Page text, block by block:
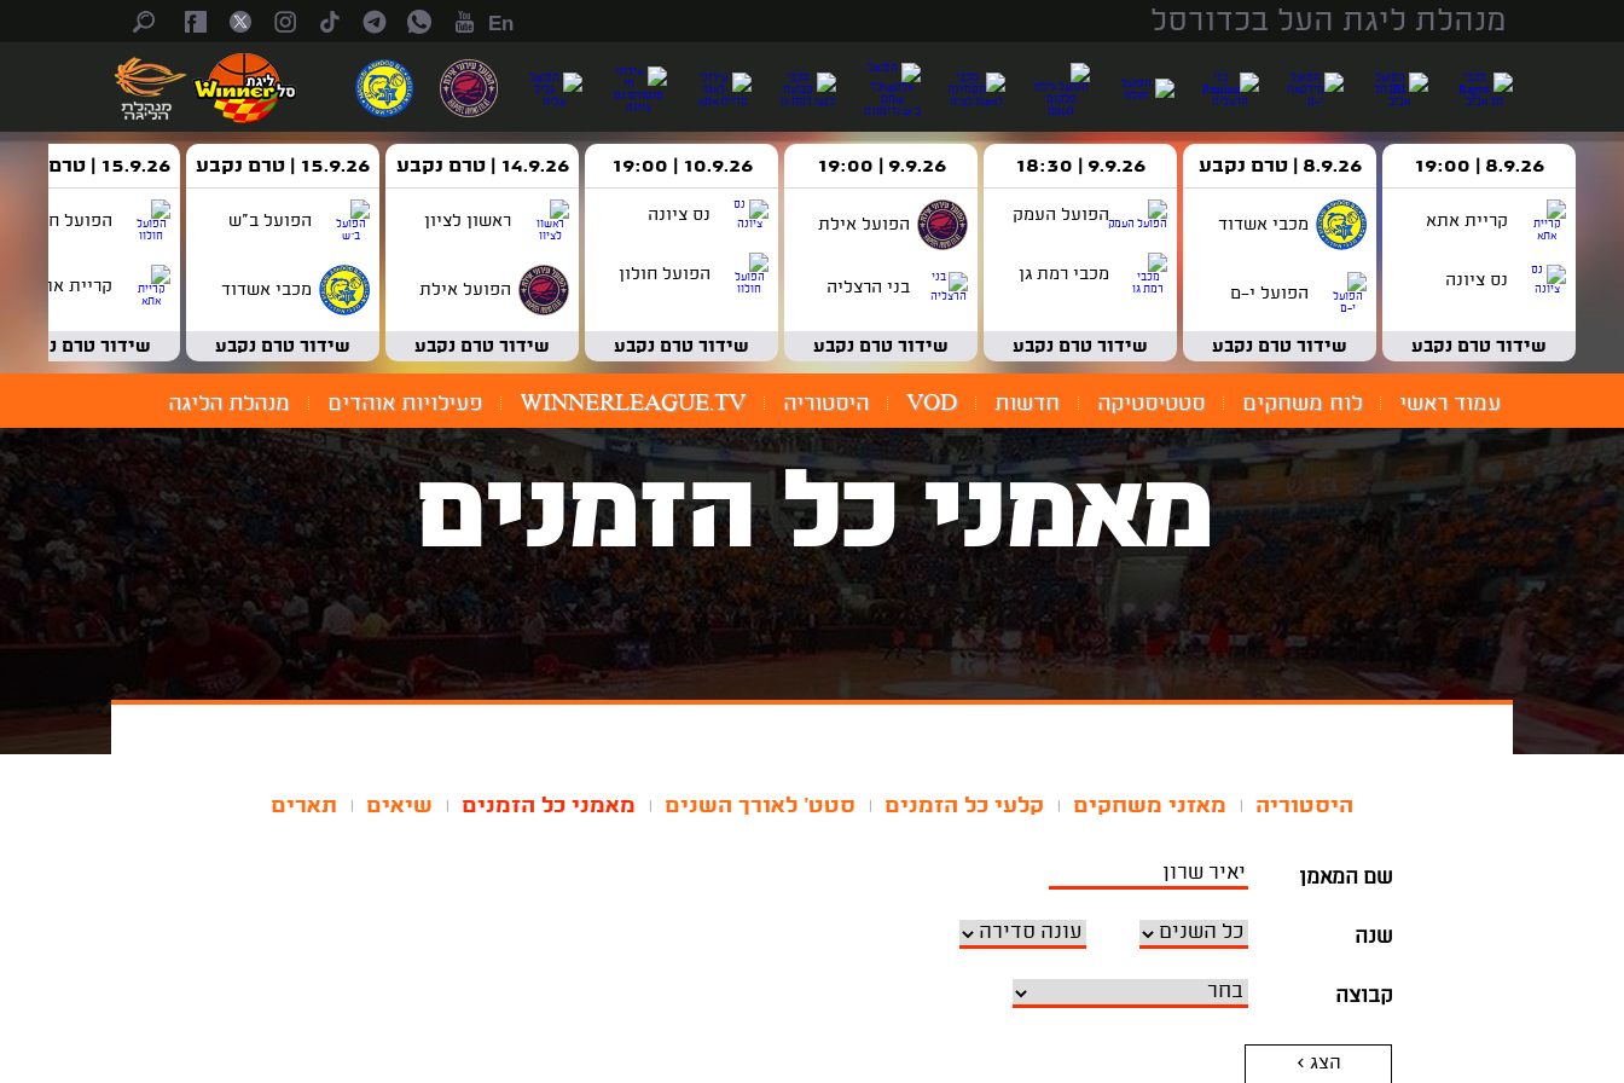
מנהלת ליגת העל בכדורסל En
8.9.26 | 19:00
קריית אתא
נס ציונה
שידור טרם נקבע
8.9.26 | טרם נקבע
מכבי אשדוד
הפועל י-ם
שידור טרם נקבע
9.9.26 | 18:30
הפועל העמק
מכבי רמת גן
שידור טרם נקבע
9.9.26 | 19:00
הפועל אילת
בני הרצליה
שידור טרם נקבע
10.9.26 | 19:00
נס ציונה
הפועל חולון
שידור טרם נקבע
14.9.26 | טרם נקבע
ראשון לציון
הפועל אילת
שידור טרם נקבע
15.9.26 | טרם נקבע
הפועל ב"ש
מכבי אשדוד
שידור טרם נקבע
15.9.26 | טרם נקבע
הפועל חולון
קריית אתא
שידור טרם נקבע
עמוד ראשי לוח משחקים סטטיסטיקה חדשות VOD היסטוריה WINNERLEAGUE.TV פעילויות אוהדים מנהלת הליגה
מאמני כל הזמנים
היסטוריה מאזני משחקים קלעי כל הזמנים סטט' לאורך השנים מאמני כל הזמנים שיאים תארים
שם המאמן
שנה
קבוצה
הצג >